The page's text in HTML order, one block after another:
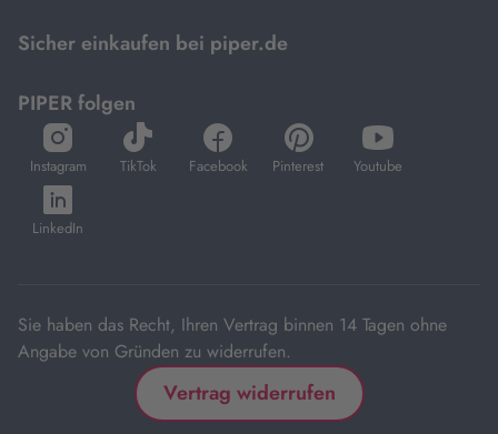
Sicher einkaufen bei piper.de
PIPER folgen
Instagram
öffnet
in
neuem
Tab
TikTok
öffnet
in
Facebook
öffnet
in
Pinterest
öffnet
in
Youtube
öffnet
in
LinkedIn
öffnet
in
Sie haben das Recht, Ihren Vertrag binnen 14 Tagen ohne
Angabe von Gründen zu widerrufen.
Vertrag widerrufen